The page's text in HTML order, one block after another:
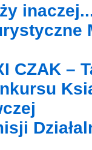
CZAK –